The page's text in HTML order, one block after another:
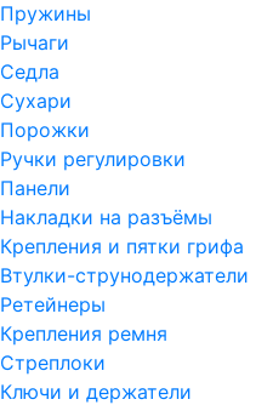
Пружины
Рычаги
Седла
Сухари
Порожки
Ручки регулировки
Панели
Накладки на разъёмы
Крепления и пятки грифа
Втулки-струнодержатели
Ретейнеры
Крепления ремня
Стреплоки
Ключи и держатели